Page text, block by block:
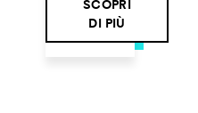
SCOPRI
DI PIÙ